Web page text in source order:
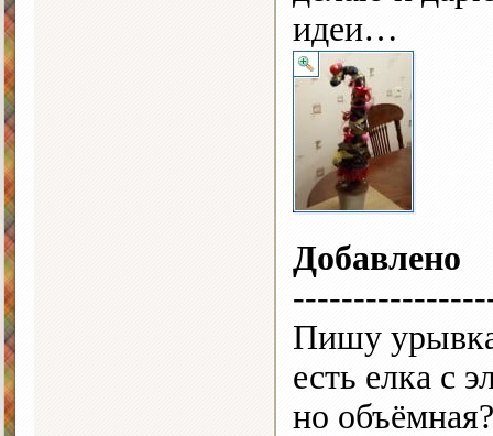
идеи…
Добавлено
Пишу
есть елка с
но